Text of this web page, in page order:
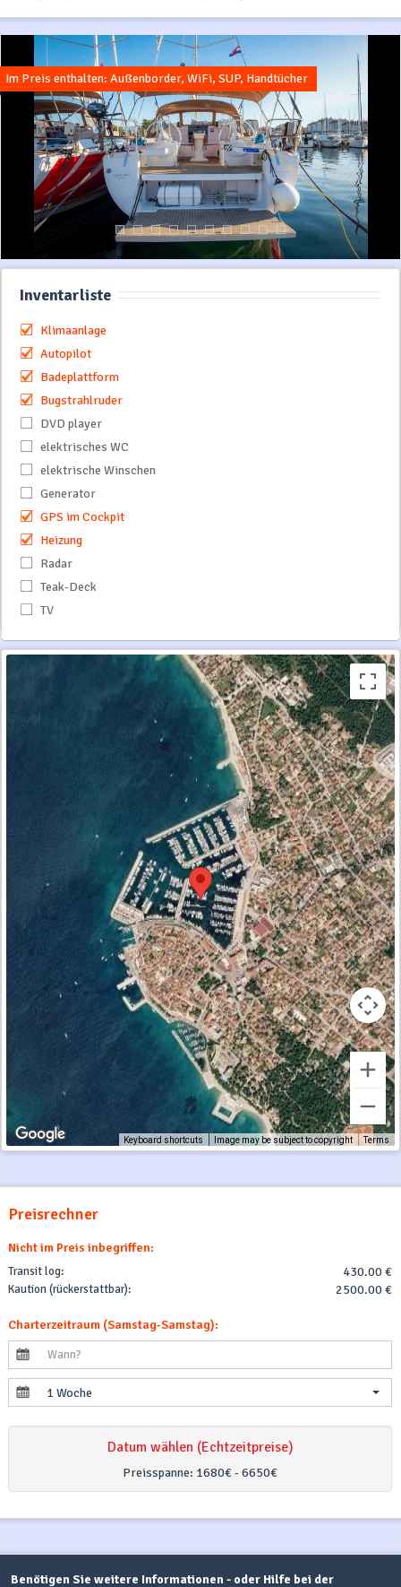
Im Preis enthalten: Außenborder, WiFi, SUP, Handtücher
Inventarliste
Klimaanlage
Autopilot
Badeplattform
Bugstrahlruder
DVD player
elektrisches WC
elektrische Winschen
Generator
GPS im Cockpit
Heizung
Radar
Teak-Deck
TV
Keyboard shortcuts Image may be subject to copyright Terms
Preisrechner
Nicht im Preis inbegriffen:
Transit log: 430.00 €
Kaution (rückerstattbar): 2500.00 €
Charterzeitraum (Samstag-Samstag):
1 Woche
Datum wählen (Echtzeitpreise)
Preisspanne: 1680€ - 6650€
Benötigen Sie weitere Informationen - oder Hilfe bei der